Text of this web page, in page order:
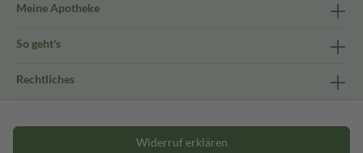
Meine Apotheke
So geht's
Rechtliches
Widerruf erklären